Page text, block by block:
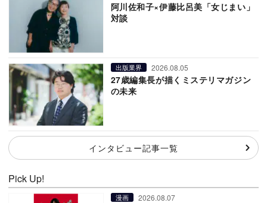
阿川佐和子×伊藤比呂美「女じまい」
対談
出版業界 2026.08.05
27歳編集長が描くミステリマガジン
の未来
インタビュー記事一覧
Pick Up!
漫画 2026.08.07